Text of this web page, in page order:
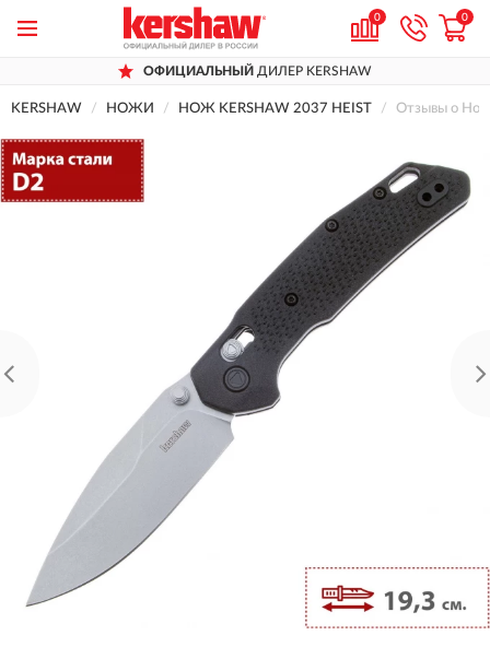
0 0
ОФИЦИАЛЬНЫЙ ДИЛЕР KERSHAW
KERSHAW НОЖИ НОЖ KERSHAW 2037 HEIST Отзывы о Нож